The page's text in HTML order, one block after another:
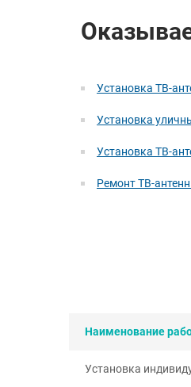
Установка ТВ-
Установка
Установка ТВ-
Ремонт ТВ-
Наименование
Установка